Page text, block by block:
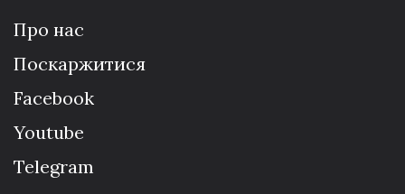
Про нас
Поскаржитися
Facebook
Youtube
Telegram